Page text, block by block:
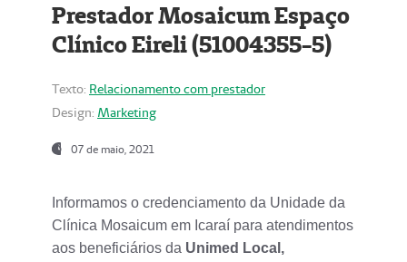
Prestador Mosaicum Espaço
Clínico Eireli (51004355-5)
Texto: Relacionamento com prestador
Design: Marketing
07 de maio, 2021
Informamos o credenciamento da Unidade da
Clínica Mosaicum em Icaraí para atendimentos
aos beneficiários da Unimed Local,